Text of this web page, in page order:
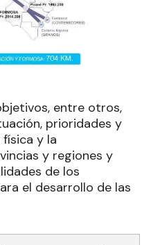
entre otros,
prioridades y
y la
y regiones y
de los
el desarrollo de las